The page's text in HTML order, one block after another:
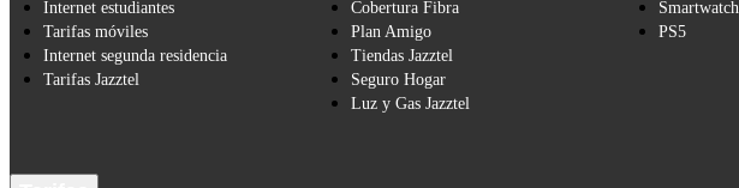
Internet estudiantes
Tarifas móviles
Internet segunda residencia
Tarifas Jazztel
Cobertura Fibra
Plan Amigo
Tiendas Jazztel
Seguro Hogar
Luz y Gas Jazztel
Smartwatch
PS5